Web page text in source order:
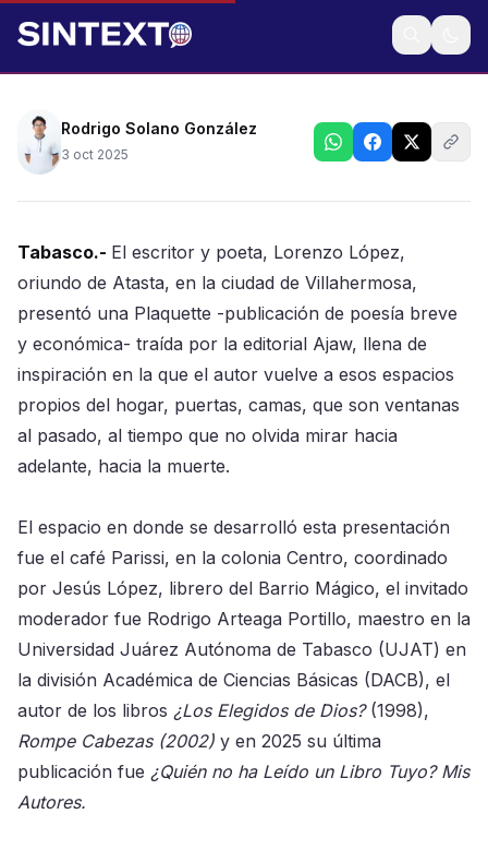
Amigos y conocidos se reunieron para conocer la
obra del multipremiado poeta tabasqueño
Rodrigo Solano González
3 oct 2025
Tabasco.- El escritor y poeta, Lorenzo López,
oriundo de Atasta, en la ciudad de Villahermosa,
presentó una Plaquette -publicación de poesía breve
y económica- traída por la editorial Ajaw, llena de
inspiración en la que el autor vuelve a esos espacios
propios del hogar, puertas, camas, que son ventanas
al pasado, al tiempo que no olvida mirar hacia
adelante, hacia la muerte.
El espacio en donde se desarrolló esta presentación
fue el café Parissi, en la colonia Centro, coordinado
por Jesús López, librero del Barrio Mágico, el invitado
moderador fue Rodrigo Arteaga Portillo, maestro en la
Universidad Juárez Autónoma de Tabasco (UJAT) en
la división Académica de Ciencias Básicas (DACB), el
autor de los libros ¿Los Elegidos de Dios?(1998),
Rompe Cabezas (2002) y en 2025 su última
publicación fue ¿Quién no ha Leído un Libro Tuyo? Mis
Autores.